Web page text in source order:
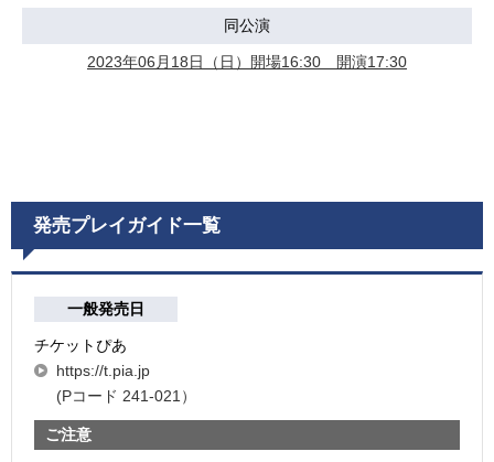
同公演
2023年06月18日（日）開場16:30 開演17:30
発売プレイガイド一覧
一般発売日
チケットぴあ
https://t.pia.jp
(Pコード 241-021）
ご注意